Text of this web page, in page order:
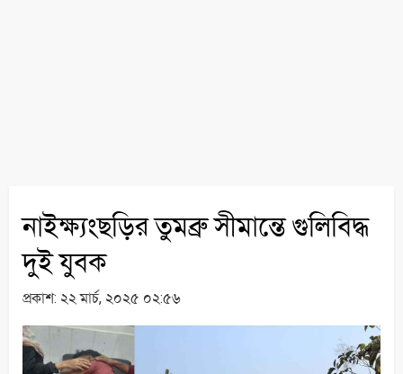
নাইক্ষ্যংছড়ির তুমব্রু সীমান্তে গুলিবিদ্ধ
দুই যুবক
প্রকাশ: ২২ মার্চ, ২০২৫ ০২:৫৬